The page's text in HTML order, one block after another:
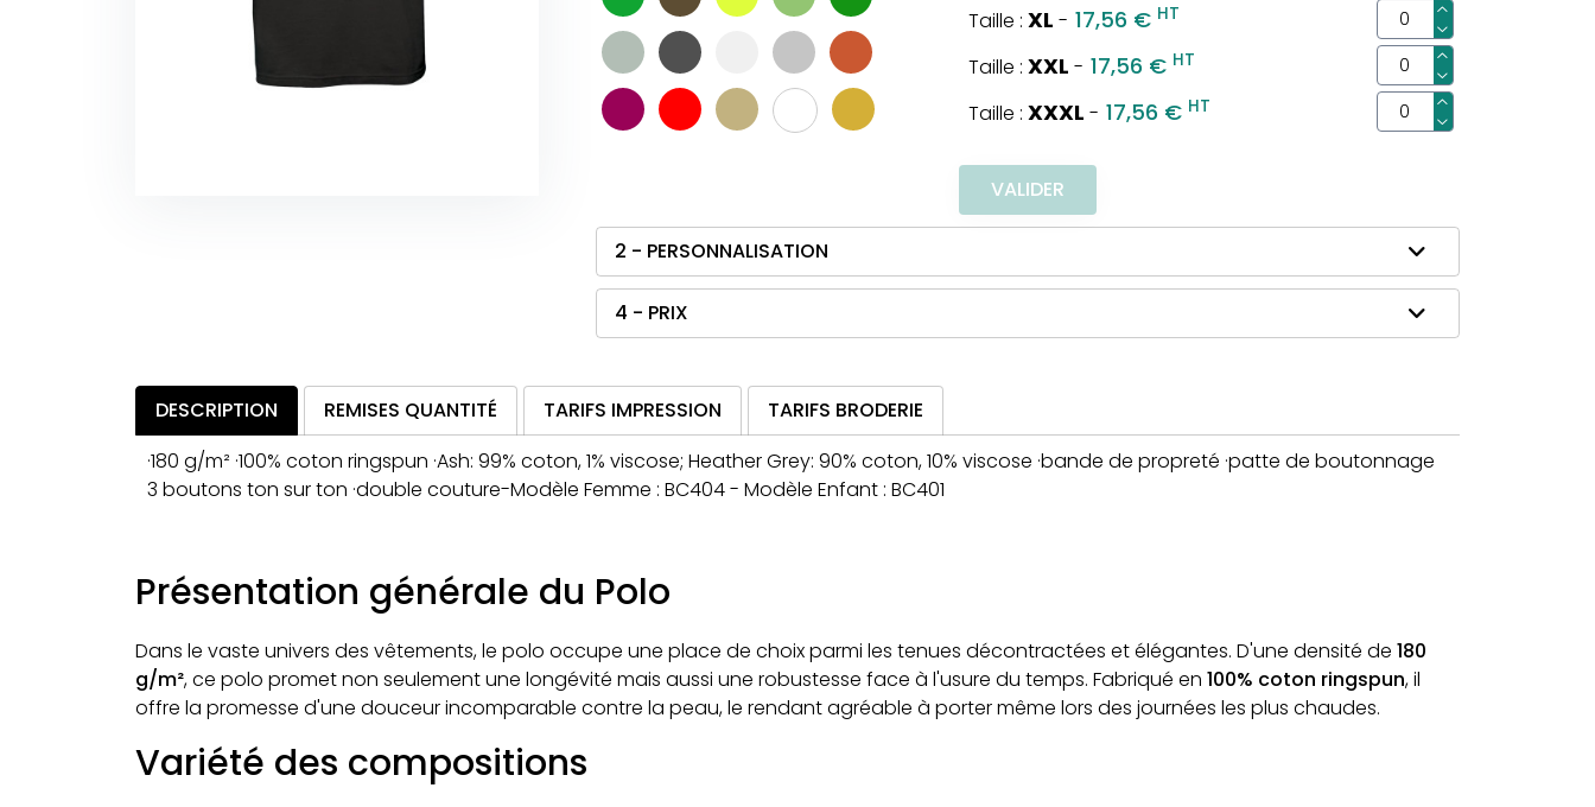
Taille :XL - 17,56 € HT
Taille :XXL - 17,56 € HT
Taille :XXXL - 17,56 € HT
VALIDER
2 - PERSONNALISATION
4 - PRIX
DESCRIPTION REMISES QUANTITÉ TARIFS IMPRESSION
TARIFS BRODERIE
·180 g/m² ·100% coton ringspun ·Ash: 99% coton, 1% viscose; Heather Grey: 90% coton, 10% viscose ·bande de propreté ·patte de boutonnage
3 boutons ton sur ton ·double couture-Modèle Femme : BC404 - Modèle Enfant : BC401
Présentation générale du Polo
Dans le vaste univers des vêtements, le polo occupe une place de choix parmi les tenues décontractées et élégantes. D'une densité de 180
g/m², ce polo promet non seulement une longévité mais aussi une robustesse face à l'usure du temps. Fabriqué en 100% coton ringspun, il
offre la promesse d'une douceur incomparable contre la peau, le rendant agréable à porter même lors des journées les plus chaudes.
Variété des compositions